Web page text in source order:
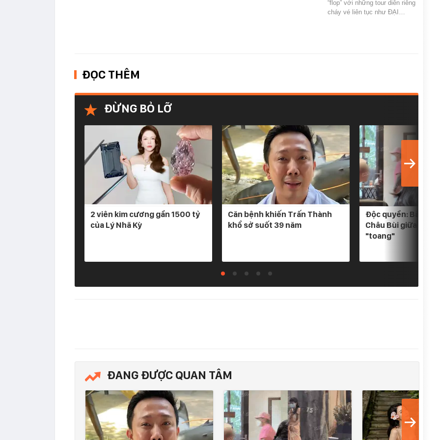
“flop” với những tour diễn riêng
cháy vé liên tục như ĐẠI…
ĐỌC THÊM
ĐỪNG BỎ LỠ
2 viên kim cương gần 1500 tỷ
của Lý Nhã Kỳ
Căn bệnh khiến Trấn Thành
khổ sở suốt 39 năm
Độc quyền: Bắt gặp
Châu Bùi giữa tin
"toang"
ĐANG ĐƯỢC QUAN TÂM